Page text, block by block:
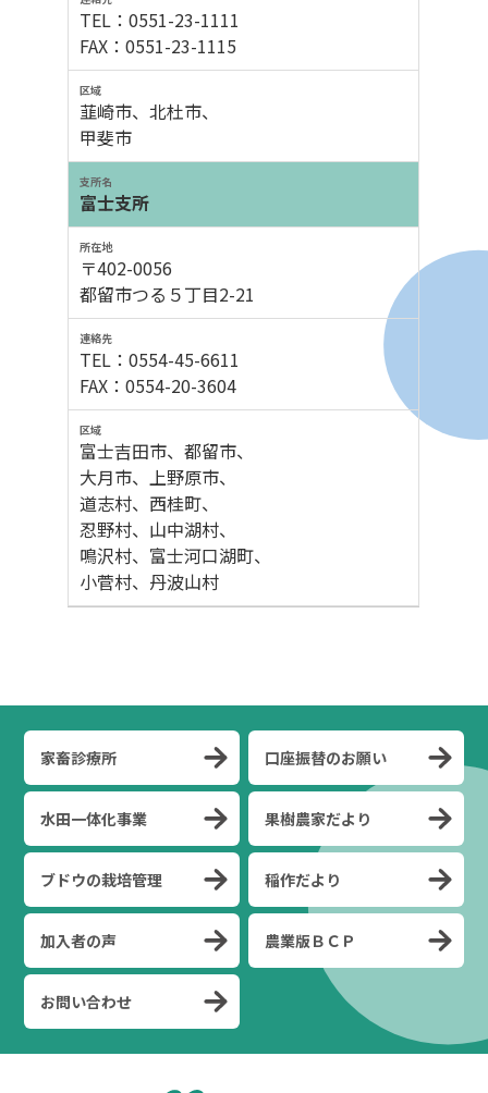
TEL：0551-23-1111
FAX：0551-23-1115
韮崎市、北杜市、
甲斐市
富士支所
〒402-0056
都留市つる５丁目2-21
TEL：0554-45-6611
FAX：0554-20-3604
富士吉田市、都留市、
大月市、上野原市、
道志村、西桂町、
忍野村、山中湖村、
鳴沢村、富士河口湖町、
小菅村、丹波山村
家畜診療所 口座振替のお願い
水田一体化事業 果樹農家だより
ブドウの栽培管理 稲作だより
加入者の声 農業版ＢＣＰ
お問い合わせ